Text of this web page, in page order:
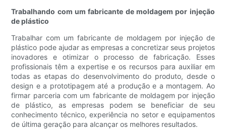
Trabalhando com um fabricante de moldagem por injeção
de plástico
Trabalhar com um fabricante de moldagem por injeção de
plástico pode ajudar as empresas a concretizar seus projetos
inovadores e otimizar o processo de fabricação. Esses
profissionais têm a expertise e os recursos para auxiliar em
todas as etapas do desenvolvimento do produto, desde o
design e a prototipagem até a produção e a montagem. Ao
firmar parceria com um fabricante de moldagem por injeção
de plástico, as empresas podem se beneficiar de seu
conhecimento técnico, experiência no setor e equipamentos
de última geração para alcançar os melhores resultados.